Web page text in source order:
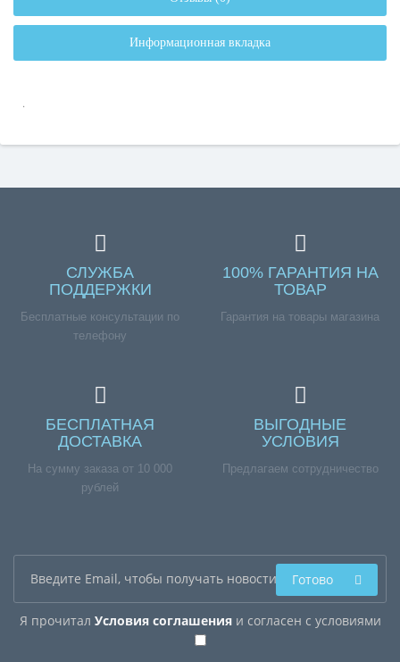
Информационная вкладка
.
СЛУЖБА
ПОДДЕРЖКИ
Бесплатные консультации по
телефону
100% ГАРАНТИЯ НА
ТОВАР
Гарантия на товары магазина
БЕСПЛАТНАЯ
ДОСТАВКА
На сумму заказа от 10 000
рублей
ВЫГОДНЫЕ
УСЛОВИЯ
Предлагаем сотрудничество
Я прочитал Условия соглашенияи согласен с условиями
Готово